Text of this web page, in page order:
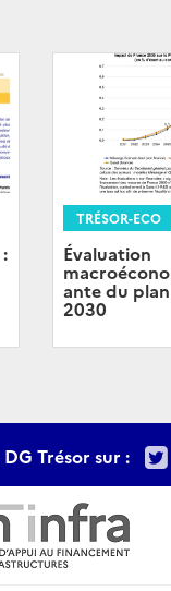
TRÉSOR-ECO
Évaluation
ante du
2030
Trésor sur :